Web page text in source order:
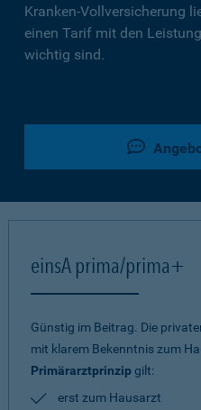
Kranken-Vollversicherung
einen Tarif mit den
wichtig sind.
einsA prima/prima+
Günstig im Beitrag. Die
mit klarem Bekenntnis zum
Primärarztprinzipgilt:
erst zum Hausarzt